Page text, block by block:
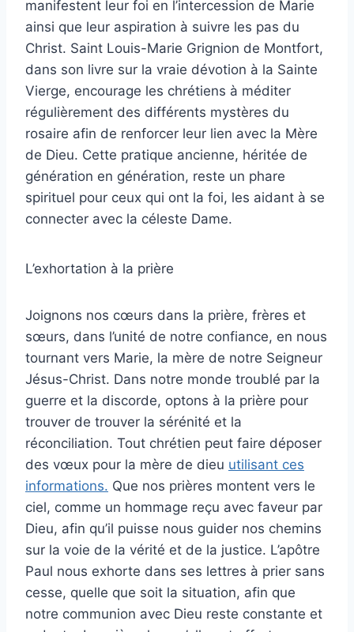
manifestent leur foi en l’intercession de Marie
ainsi que leur aspiration à suivre les pas du
Christ. Saint Louis-Marie Grignion de Montfort,
dans son livre sur la vraie dévotion à la Sainte
Vierge, encourage les chrétiens à méditer
régulièrement des différents mystères du
rosaire afin de renforcer leur lien avec la Mère
de Dieu. Cette pratique ancienne, héritée de
génération en génération, reste un phare
spirituel pour ceux qui ont la foi, les aidant à se
connecter avec la céleste Dame.
L’exhortation à la prière
Joignons nos cœurs dans la prière, frères et
sœurs, dans l’unité de notre confiance, en nous
tournant vers Marie, la mère de notre Seigneur
Jésus-Christ. Dans notre monde troublé par la
guerre et la discorde, optons à la prière pour
trouver de trouver la sérénité et la
réconciliation. Tout chrétien peut faire déposer
des vœux pour la mère de dieu utilisant ces
informations. Que nos prières montent vers le
ciel, comme un hommage reçu avec faveur par
Dieu, afin qu’il puisse nous guider nos chemins
sur la voie de la vérité et de la justice. L’apôtre
Paul nous exhorte dans ses lettres à prier sans
cesse, quelle que soit la situation, afin que
notre communion avec Dieu reste constante et